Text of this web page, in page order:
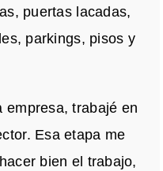
puertas lacadas,
parkings, pisos y
empresa, trabajé en
Esa etapa me
bien el trabajo,